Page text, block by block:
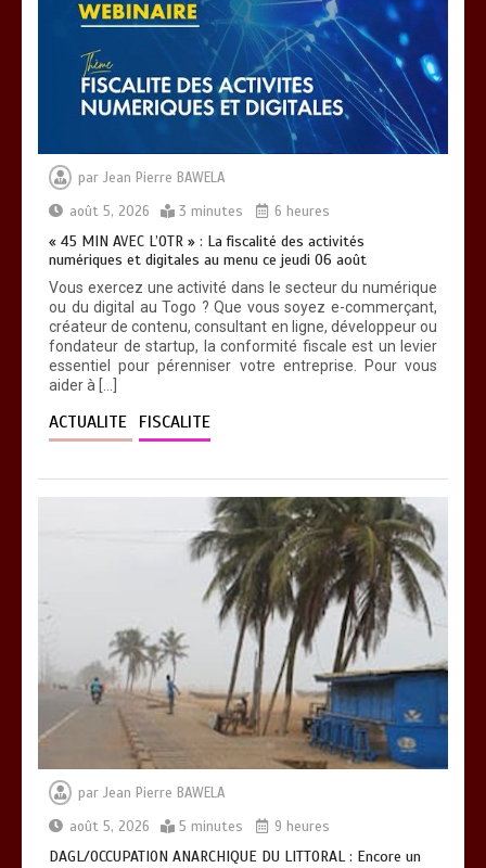
par Jean Pierre BAWELA
août 5, 2026
3 minutes 6 heures
« 45 MIN AVEC L’OTR » : La fiscalité des activités
numériques et digitales au menu ce jeudi 06 août
Vous exercez une activité dans le secteur du numérique
ou du digital au Togo ? Que vous soyez e-commerçant,
créateur de contenu, consultant en ligne, développeur ou
fondateur de startup, la conformité fiscale est un levier
essentiel pour pérenniser votre entreprise. Pour vous
aider à […]
ACTUALITE FISCALITE
par Jean Pierre BAWELA
août 5, 2026
5 minutes 9 heures
DAGL/OCCUPATION ANARCHIQUE DU LITTORAL : Encore un